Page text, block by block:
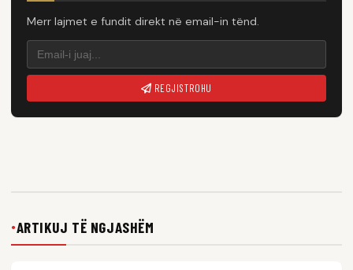
Merr lajmet e fundit direkt në email-in tënd.
REGJISTROHU
●ARTIKUJ TË NGJASHËM